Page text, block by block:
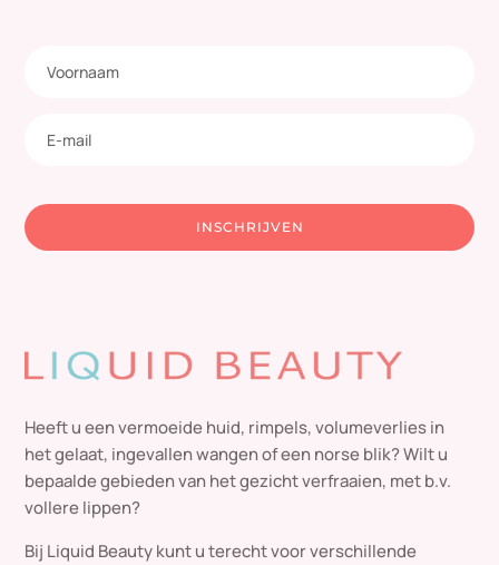
INSCHRIJVEN
Heeft u een vermoeide huid, rimpels, volumeverlies in
het gelaat, ingevallen wangen of een norse blik? Wilt u
bepaalde gebieden van het gezicht verfraaien, met b.v.
vollere lippen?
Bij Liquid Beauty kunt u terecht voor verschillende